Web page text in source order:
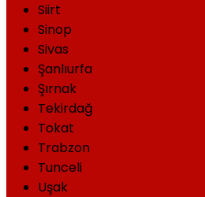
Siirt
Sinop
Sivas
Şanlıurfa
Şırnak
Tekirdağ
Tokat
Trabzon
Tunceli
Uşak